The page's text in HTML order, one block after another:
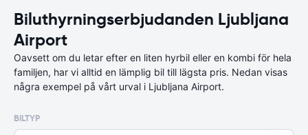
Biluthyrningserbjudanden Ljubljana
Airport
Oavsett om du letar efter en liten hyrbil eller en kombi för hela
familjen, har vi alltid en lämplig bil till lägsta pris. Nedan visas
några exempel på vårt urval i Ljubljana Airport.
BILTYP